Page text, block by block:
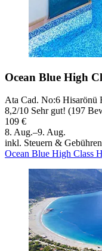
Ocean Blue High
Ata Cad. No:6 Hisarönü
8,2/10 Sehr gut! (197
109 €
8. Aug.–9. Aug.
inkl. Steuern & Gebühren
Ocean Blue High Class